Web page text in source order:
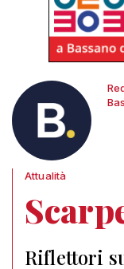
Attualità
Riflettori